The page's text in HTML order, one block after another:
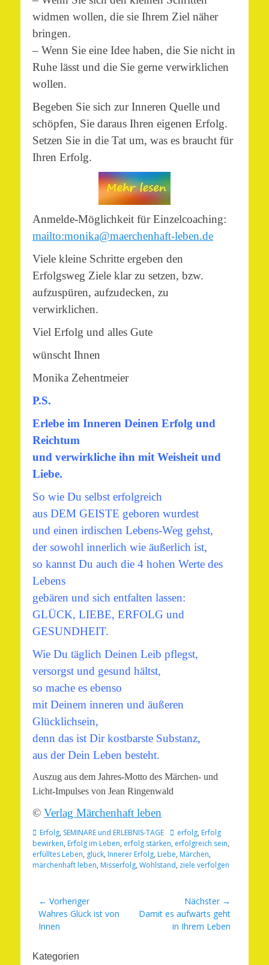
widmen wollen, die sie Ihrem Ziel näher
bringen.
– Wenn Sie eine Idee haben, die Sie nicht in
Ruhe lässt und die Sie gerne verwirklichen
wollen.
Begeben Sie sich zur Inneren Quelle und
schöpfen, Sie daraus Ihren eigenen Erfolg.
Setzen Sie in die Tat um, was es braucht für
Ihren Erfolg.
Anmelde-Möglichkeit für Einzelcoaching:
mailto:monika@maerchenhaft-leben.de
Viele kleine Schritte ergeben den
Erfolgsweg Ziele klar zu setzen, bzw.
aufzuspüren, aufzudecken, zu
verwirklichen.
Viel Erfolg und alles Gute
wünscht Ihnen
Monika Zehentmeier
P.S.
Erlebe im Inneren Deinen Erfolg und
Reichtum
und verwirkliche ihn mit Weisheit und
Liebe.
So wie Du selbst erfolgreich
aus DEM GEISTE geboren wurdest
und einen irdischen Lebens-Weg gehst,
der sowohl innerlich wie äußerlich ist,
so kannst Du auch die 4 hohen Werte des
Lebens
gebären und sich entfalten lassen:
GLÜCK, LIEBE, ERFOLG und
GESUNDHEIT.
Wie Du täglich Deinen Leib pflegst,
versorgst und gesund hältst,
so mache es ebenso
mit Deinem inneren und äußeren
Glücklichsein,
denn das ist Dir kostbarste Substanz,
aus der Dein Leben besteht.
Auszug aus dem Jahres-Motto des Märchen- und
Licht-Impulses von Jean Ringenwald
© Verlag Märchenhaft leben
Kategorien
Erfolg, SEMINARE und ERLEBNIS-TAGE Schlagworte
erfolg, Erfolg
bewirken, Erfolg im Leben, erfolg stärken, erfolgreich sein,
erfülltes Leben, glück, Innerer Erfolg, Liebe, Märchen,
märchenhaft leben, Misserfolg, Wohlstand, ziele verfolgen
Beitragsnavigation
← Vorheriger
Vorheriger
Beitrag:
Wahres Glück ist von
Innen
Nächster →
Nächster
Damit es aufwärts geht
in Ihrem Leben
Kategorien